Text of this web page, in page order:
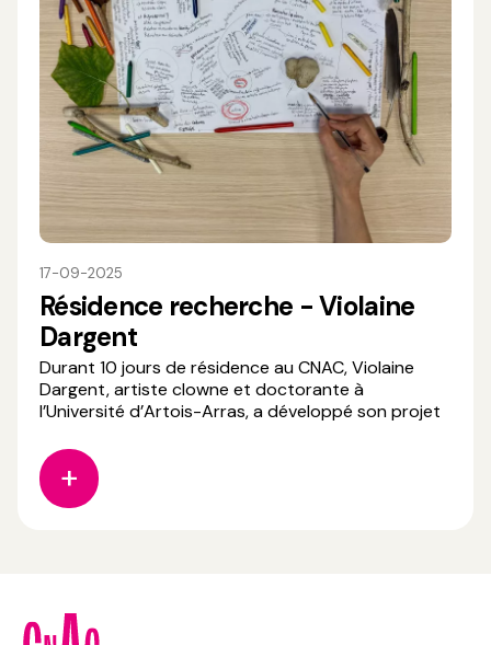
17-09-2025
Résidence recherche - Violaine
Dargent
Durant 10 jours de résidence au CNAC, Violaine
Dargent, artiste clowne et doctorante à
l’Université d’Artois-Arras, a développé son projet
écologie du clown », lauréat de l’appel à projet
« Soutien à la recherche en cirque 2025 » au CNAC.
Ses